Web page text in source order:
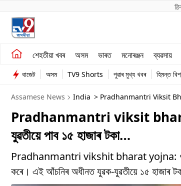
শেহতীয়া খবৰ অসম ভাৰত মনোৰঞ্জন ব্যৱসায়
শেহতীয়া খবৰ
অসম
ভাৰত
ব্যৱসায়
বাজেট অসম TV9 Shorts পুৱাৰ মুখ্য খবৰ হিমন্ত
Assamese News India > Pradhanmantri Viksit
Pradhanmantri viksit bharat
যুৱতীয়ে পাব ১৫ হাজাৰ টকা…
Pradhanmantri vikshit bharat yojna: ৭৯ সংখ্যক
কৰে। এই আঁচনিৰ অধীনত যুৱক-যুৱতীয়ে ১৫ হাজাৰ